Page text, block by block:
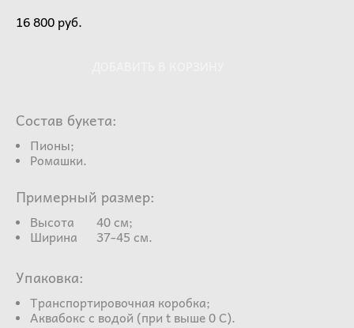
16 800 pуб.
Состав букета:
Пионы;
Ромашки.
Примерный размер:
Высота 40 см;
Ширина 37-45 см.
Упаковка:
Транспортировочная коробка;
Аквабокс с водой (при t выше 0 С).